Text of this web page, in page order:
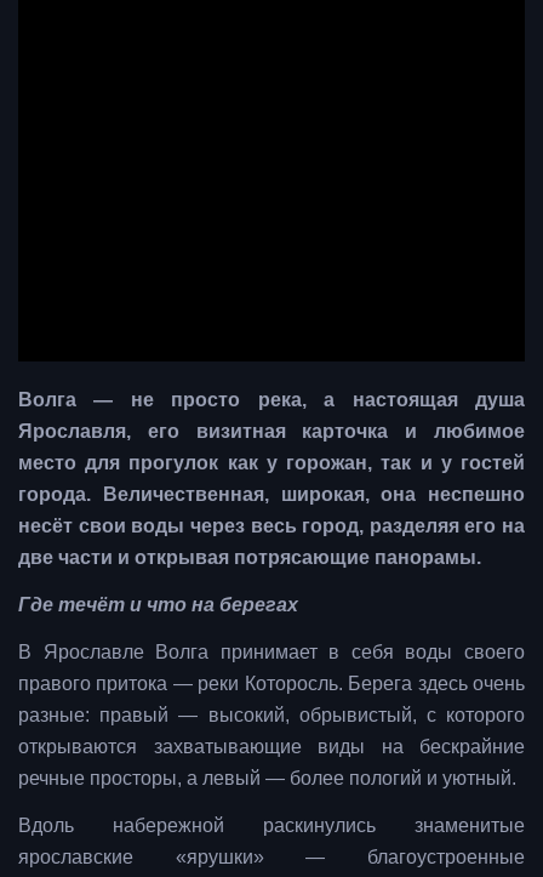
Волга — не просто река, а настоящая душа
Ярославля, его визитная карточка и любимое
место для прогулок как у горожан, так и у гостей
города. Величественная, широкая, она неспешно
несёт свои воды через весь город, разделяя его на
две части и открывая потрясающие панорамы.
Где течёт и что на берегах
В Ярославле Волга принимает в себя воды своего
правого притока — реки Которосль. Берега здесь очень
разные: правый — высокий, обрывистый, с которого
открываются захватывающие виды на бескрайние
речные просторы, а левый — более пологий и уютный.
Вдоль набережной раскинулись знаменитые
ярославские «ярушки» — благоустроенные